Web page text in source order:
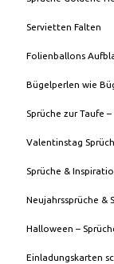
Servietten Falten
Folienballons
Bügelperlen wie
Sprüche zur Taufe
Valentinstag
Sprüche &
Neujahrssprüche &
Halloween –
Einladungskarten